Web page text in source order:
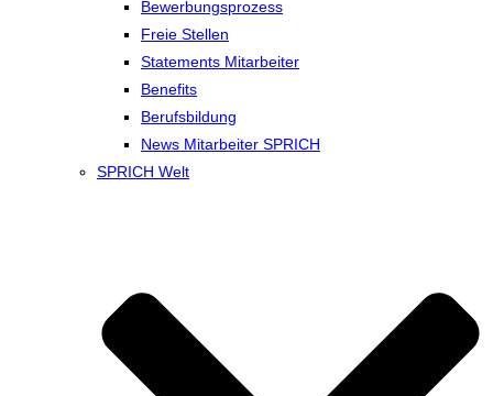
Bewerbungsprozess
Freie Stellen
Statements Mitarbeiter
Benefits
Berufsbildung
News Mitarbeiter SPRICH
SPRICH Welt